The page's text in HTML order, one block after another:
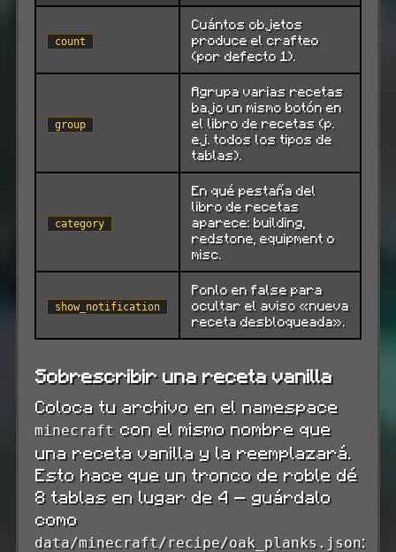
count
Cuántos objetos
produce el crafteo
(por defecto 1).
group
Agrupa varias recetas
bajo un mismo botón en
el libro de recetas (p.
ej. todos los tipos de
tablas).
category
En qué pestaña del
libro de recetas
aparece: building,
redstone, equipment o
misc.
show_notification
Ponlo en false para
ocultar el aviso «nueva
receta desbloqueada».
Sobrescribir una receta vanilla
Coloca tu archivo en el namespace
minecraft con el mismo nombre que
una receta vanilla y la reemplazará.
Esto hace que un tronco de roble dé
8 tablas en lugar de 4 — guárdalo
como
data/minecraft/recipe/oak_planks.json: